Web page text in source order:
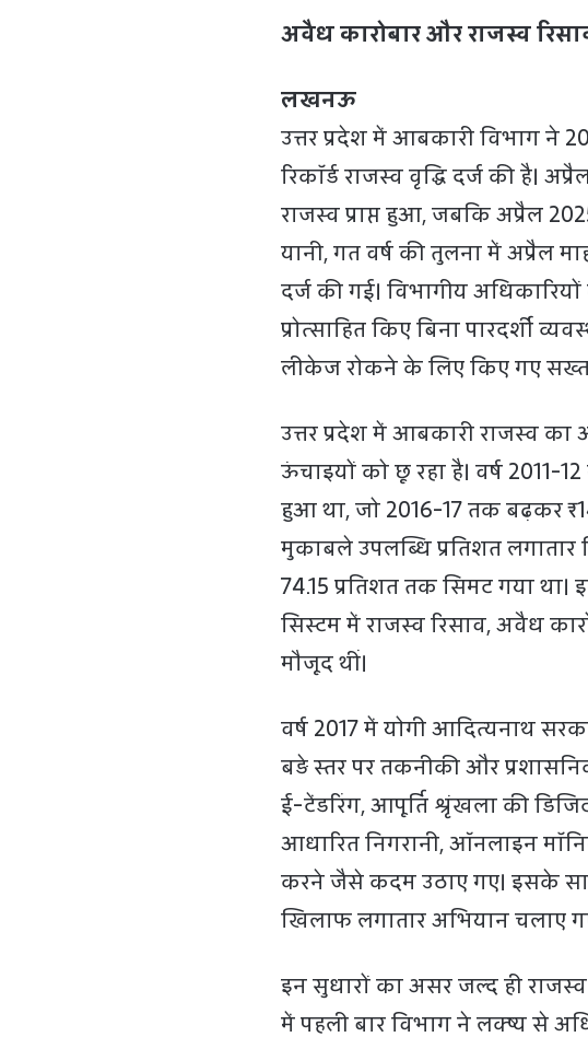
अवैध कारोबार और राजस्व
लखनऊ
उत्तर प्रदेश में आबकारी विभाग ने
रिकॉर्ड राजस्व वृद्धि दर्ज की है।
राजस्व प्राप्त हुआ, जबकि अप्रैल
यानी, गत वर्ष की तुलना में अप्रैल
दर्ज की गई। विभागीय
प्रोत्साहित किए बिना पारदर्शी
लीकेज रोकने के लिए किए गए सख्त
उत्तर प्रदेश में आबकारी राजस्व
ऊंचाइयों को छू रहा है। वर्ष 2011-
हुआ था, जो 2016-17 तक बढ़कर
मुकाबले उपलब्धि प्रतिशत
74.15 प्रतिशत तक सिमट गया
सिस्टम में राजस्व रिसाव, अवैध
मौजूद थीं।
वर्ष 2017 में योगी आदित्यनाथ
बड़े स्तर पर तकनीकी और
ई-टेंडरिंग, आपूर्ति श्रृंखला की
आधारित निगरानी, ऑनलाइन
करने जैसे कदम उठाए गए। इसके
खिलाफ लगातार अभियान चलाए
इन सुधारों का असर जल्द ही
में पहली बार विभाग ने लक्ष्य से